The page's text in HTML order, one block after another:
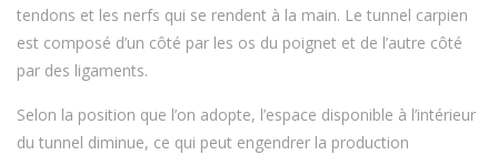
tendons et les nerfs qui se rendent à la main. Le tunnel carpien
est composé d’un côté par les os du poignet et de l’autre côté
par des ligaments.
Selon la position que l’on adopte, l’espace disponible à l’intérieur
du tunnel diminue, ce qui peut engendrer la production